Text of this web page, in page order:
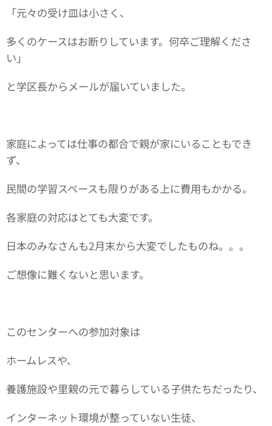
「元々の受け皿は小さく、
多くのケースはお断りしています。何卒ご理解くださ
い」
と学区長からメールが届いていました。
家庭によっては仕事の都合で親が家にいることもでき
ず、
民間の学習スペースも限りがある上に費用もかかる。
各家庭の対応はとても大変です。
日本のみなさんも2月末から大変でしたものね。。。
ご想像に難くないと思います。
このセンターへの参加対象は
ホームレスや、
養護施設や里親の元で暮らしている子供たちだったり、
インターネット環境が整っていない生徒、